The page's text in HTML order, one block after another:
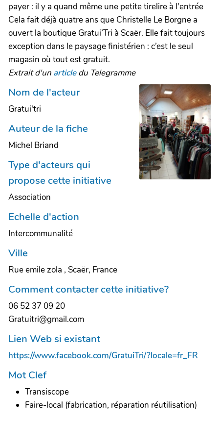
payer : il y a quand même une petite tirelire à l'entrée
Cela fait déjà quatre ans que Christelle Le Borgne a
ouvert la boutique Gratui’Tri à Scaër. Elle fait toujours
exception dans le paysage finistérien : c’est le seul
magasin où tout est gratuit.
Extrait d'un articledu Telegramme
Nom de l'acteur
Gratui'tri
Auteur de la fiche
Michel Briand
Type d'acteurs qui
propose cette initiative
Association
Echelle d'action
Intercommunalité
Ville
Rue emile zola , Scaër, France
Comment contacter cette initiative?
06 52 37 09 20
Gratuitri@gmail.com
Lien Web si existant
https://www.facebook.com/GratuiTri/?locale=fr_FR
Mot Clef
Transiscope
Faire-local (fabrication, réparation réutilisation)